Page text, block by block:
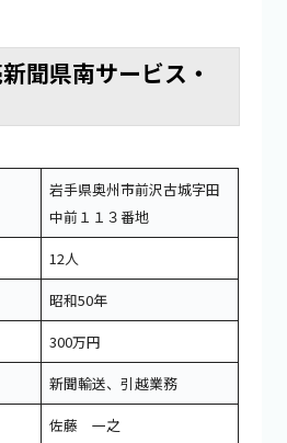
聞県南サービス・
岩手県奥州市前沢古城字田
中前１１３番地
12人
昭和50年
300万円
新聞輸送、引越業務
佐藤 一之